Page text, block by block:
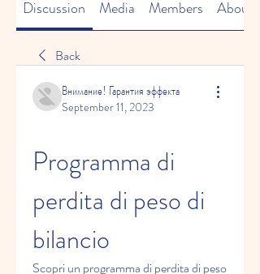
Discussion Media Members About
Back
Внимание! Гарантия эффекта
September 11, 2023
Programma di
perdita di peso di
bilancio
Scopri un programma di perdita di peso